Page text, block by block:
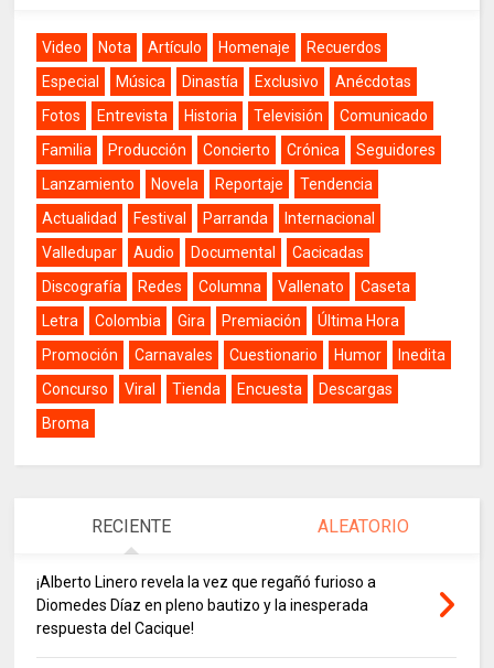
Video Nota Artículo Homenaje
Recuerdos
Especial
Música Dinastía Exclusivo
Anécdotas
Fotos
Entrevista Historia Televisión
Comunicado
Familia
Producción Concierto Crónica
Seguidores
Lanzamiento
Novela Reportaje
Tendencia
Actualidad
Festival Parranda
Internacional
Valledupar
Audio Documental
Cacicadas
Discografía
Redes Columna Vallenato
Caseta
Letra
Colombia Gira Premiación
Última Hora
Promoción
Carnavales Cuestionario Humor
Inedita
Concurso
Viral Tienda Encuesta
Descargas
Broma
RECIENTE ALEATORIO
¡Alberto Linero revela la vez que regañó furioso a
Diomedes Díaz en pleno bautizo y la inesperada
respuesta del Cacique!